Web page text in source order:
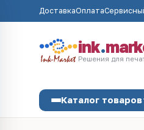
ДоставкаОплата
ink.
Решения для
Каталог товаров